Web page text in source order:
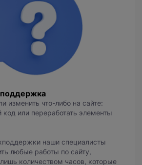
поддержка
изменить что-либо на сайте:
код или переработать элементы
наши специалисты
любые работы по сайту,
количеством часов, которые